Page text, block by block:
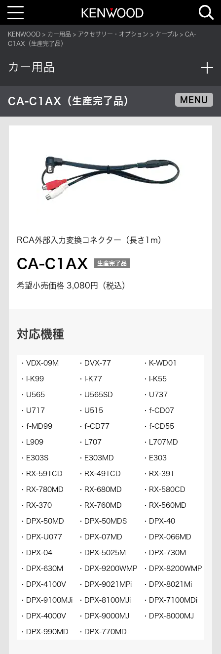
T
l
e
v
i
i
o
KENWOOD カー用品 アクセサリー・オプション ケーブル
CA-
C1AX（生産完了品）
カー用品
CA-C1AX（生産完了品） MENU
RCA外部入力変換コネクター（長さ1m）
CA-C1AX 生産完了品
希望小売価格 3,080円（税込）
対応機種
・VDX-09M ・DVX-77 ・K-WD01
・I-K99 ・I-K77 ・I-K55
・U565 ・U565SD ・U737
・U717 ・U515 ・f-CD07
・f-MD99 ・f-CD77 ・f-CD55
・L909 ・L707 ・L707MD
・E303S ・E303MD ・E303
・RX-591CD ・RX-491CD ・RX-391
・RX-780MD ・RX-680MD ・RX-580CD
・RX-370 ・RX-760MD ・RX-560MD
・DPX-50MD ・DPX-50MDS ・DPX-40
・DPX-U077 ・DPX-07MD ・DPX-066MD
・DPX-04 ・DPX-5025M ・DPX-730M
・DPX-630M ・DPX-9200WMP ・DPX-8200WMP
・DPX-4100V ・DPX-9021MPi ・DPX-8021Mi
・DPX-9100MJi ・DPX-8100MJi ・DPX-7100MDi
・DPX-4000V ・DPX-9000MJ ・DPX-8000MJ
・DPX-990MD ・DPX-770MD